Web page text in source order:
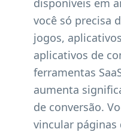
disponíveis em
você só precisa
jogos,
aplicativos de
ferramentas
aumenta
de conversão.
vincular páginas